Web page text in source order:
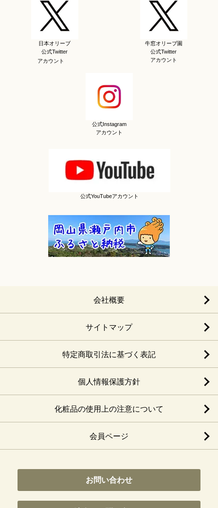
日本オリーブ
公式Twitter
アカウント
牛窓オリーブ園
公式Twitter
アカウント
公式Instagram
アカウント
公式YouTubeアカウント
会社概要
サイトマップ
特定商取引法に基づく表記
個人情報保護方針
化粧品の使用上の注意について
会員ページ
お問い合わせ